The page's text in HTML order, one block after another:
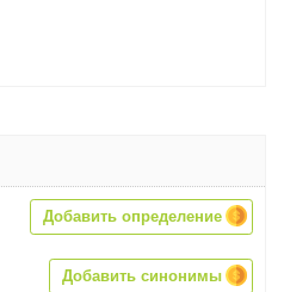
Добавить определение
Добавить синонимы